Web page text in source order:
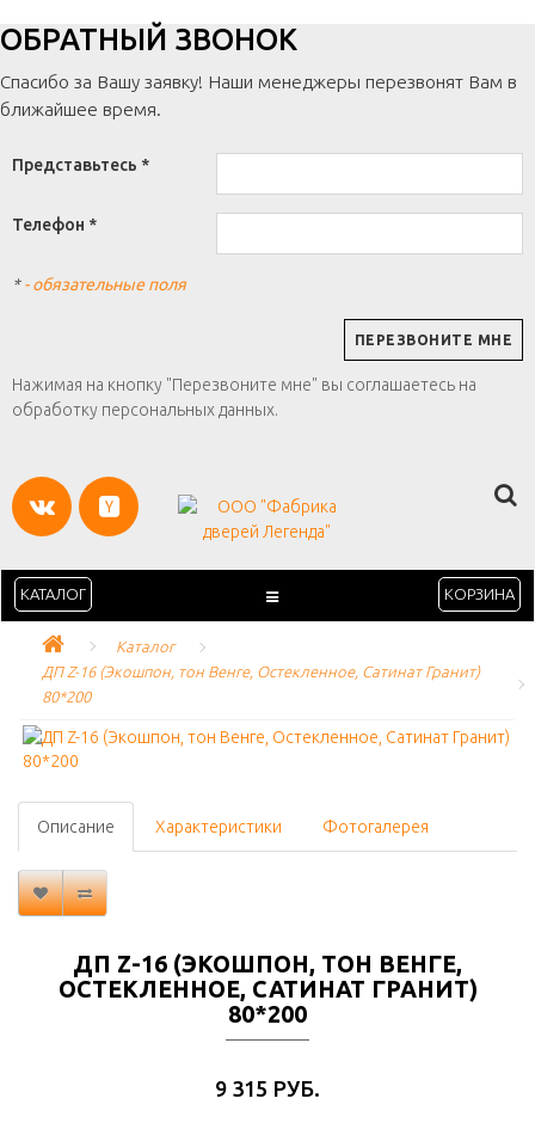
ОБРАТНЫЙ ЗВОНОК
Спасибо за Вашу заявку! Наши менеджеры перезвонят Вам в
ближайшее время.
Представьтесь *
Телефон *
*- обязательные поля
Нажимая на кнопку "Перезвоните мне" вы соглашаетесь на
обработку персональных данных.
КАТАЛОГ КОРЗИНА
Каталог
ДП Z-16 (Экошпон, тон Венге, Остекленное, Сатинат Гранит)
80*200
Описание Характеристики Фотогалерея
ДП Z-16 (ЭКОШПОН, ТОН ВЕНГЕ,
ОСТЕКЛЕННОЕ, САТИНАТ ГРАНИТ)
80*200
9 315 РУБ.